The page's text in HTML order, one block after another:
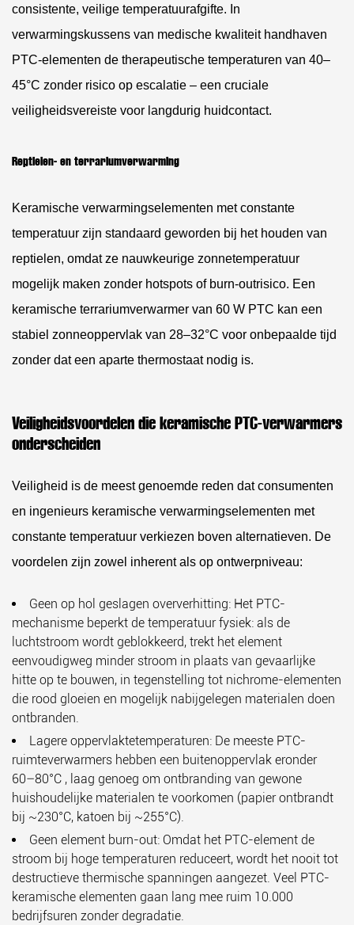
consistente, veilige temperatuurafgifte. In
verwarmingskussens van medische kwaliteit handhaven
PTC-elementen de therapeutische temperaturen van 40–
45°C zonder risico op escalatie – een cruciale
veiligheidsvereiste voor langdurig huidcontact.
Reptielen- en terrariumverwarming
Keramische verwarmingselementen met constante
temperatuur zijn standaard geworden bij het houden van
reptielen, omdat ze nauwkeurige zonnetemperatuur
mogelijk maken zonder hotspots of burn-outrisico. Een
keramische terrariumverwarmer van 60 W PTC kan een
stabiel zonneoppervlak van 28–32°C voor onbepaalde tijd
zonder dat een aparte thermostaat nodig is.
Veiligheidsvoordelen die keramische PTC-verwarmers
onderscheiden
Veiligheid is de meest genoemde reden dat consumenten
en ingenieurs keramische verwarmingselementen met
constante temperatuur verkiezen boven alternatieven. De
voordelen zijn zowel inherent als op ontwerpniveau:
Geen op hol geslagen oververhitting: Het PTC-
mechanisme beperkt de temperatuur fysiek: als de
luchtstroom wordt geblokkeerd, trekt het element
eenvoudigweg minder stroom in plaats van gevaarlijke
hitte op te bouwen, in tegenstelling tot nichrome-elementen
die rood gloeien en mogelijk nabijgelegen materialen doen
ontbranden.
Lagere oppervlaktetemperaturen: De meeste PTC-
ruimteverwarmers hebben een buitenoppervlak eronder
60–80°C , laag genoeg om ontbranding van gewone
huishoudelijke materialen te voorkomen (papier ontbrandt
bij ~230°C, katoen bij ~255°C).
Geen element burn-out: Omdat het PTC-element de
stroom bij hoge temperaturen reduceert, wordt het nooit tot
destructieve thermische spanningen aangezet. Veel PTC-
keramische elementen gaan lang mee ruim 10.000
bedrijfsuren zonder degradatie.